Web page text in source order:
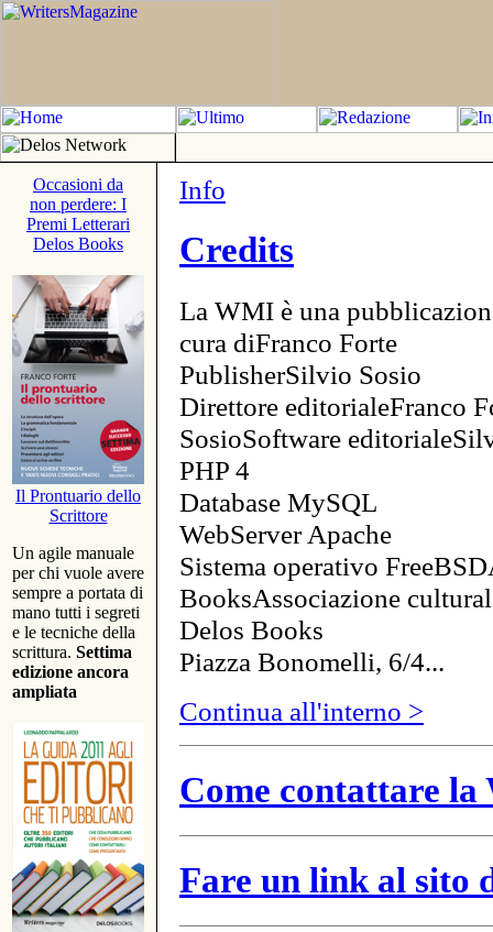
Occasioni da
non perdere: I
Premi Letterari
Delos Books
Il Prontuario dello
Scrittore
Un agile manuale
per chi vuole avere
sempre a portata di
mano tutti i segreti
e le tecniche della
scrittura. Settima
edizione ancora
ampliata
Info
Credits
La WMI è una
cura diFranco Forte
PublisherSilvio Sosio
Direttore editorialeFranco
SosioSoftware
PHP 4
Database MySQL
WebServer Apache
Sistema operativo
BooksAssociazione
Delos Books
Piazza Bonomelli, 6/4...
Continua all'interno >
Come contattare
Fare un link al sito